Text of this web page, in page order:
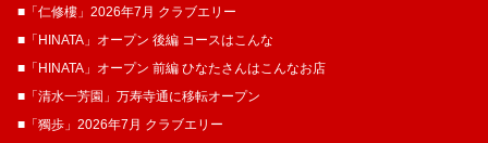
■「仁修樓」2026年7月 クラブエリー
■「HINATA」オープン 後編 コースはこんな
■「HINATA」オープン 前編 ひなたさんはこんなお店
■「清水一芳園」万寿寺通に移転オープン
■「獨歩」2026年7月 クラブエリー